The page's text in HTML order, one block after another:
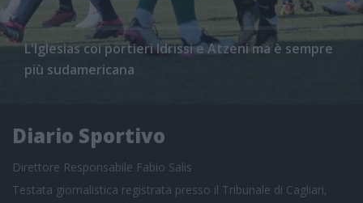
L'Iglesias coi portieri Idrissi e Atzeni ma è sempre
più sudamericana
Diario Sportivo
Direttore Responsabile Fabio Salis
Testata giornalistica registrata presso il Tribunale di Cagliari,